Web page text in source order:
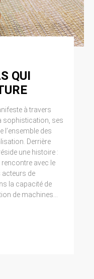
QUI
à travers
sophistication, ses
l’ensemble des
Derrière
une histoire :
rencontre avec le
acteurs de
la capacité de
de machines...